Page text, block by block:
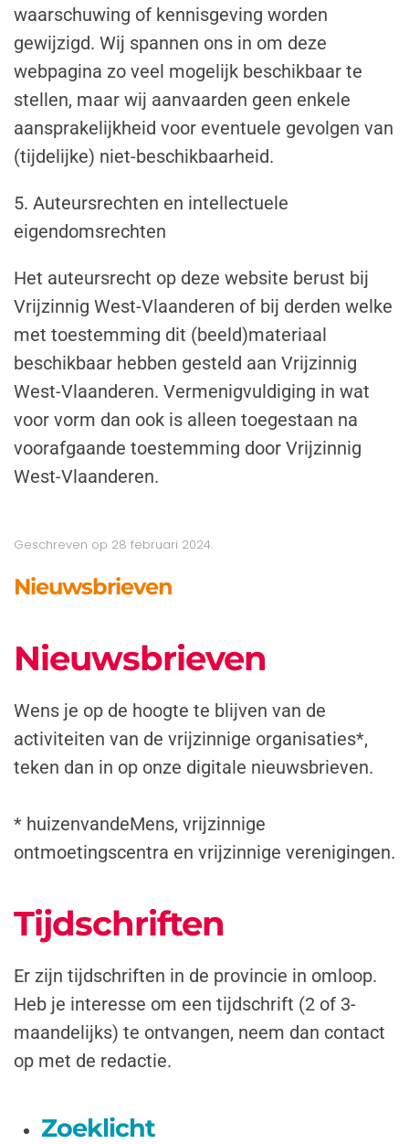
waarschuwing of kennisgeving worden
gewijzigd. Wij spannen ons in om deze
webpagina zo veel mogelijk beschikbaar te
stellen, maar wij aanvaarden geen enkele
aansprakelijkheid voor eventuele gevolgen van
(tijdelijke) niet-beschikbaarheid.
5. Auteursrechten en intellectuele
eigendomsrechten
Het auteursrecht op deze website berust bij
Vrijzinnig West-Vlaanderen of bij derden welke
met toestemming dit (beeld)materiaal
beschikbaar hebben gesteld aan Vrijzinnig
West-Vlaanderen. Vermenigvuldiging in wat
voor vorm dan ook is alleen toegestaan na
voorafgaande toestemming door Vrijzinnig
West-Vlaanderen.
Geschreven op 28 februari 2024.
Nieuwsbrieven
Nieuwsbrieven
Wens je op de hoogte te blijven van de
activiteiten van de vrijzinnige organisaties*,
teken dan in op onze digitale nieuwsbrieven.
* huizenvandeMens, vrijzinnige
ontmoetingscentra en vrijzinnige verenigingen.
Tijdschriften
Er zijn tijdschriften in de provincie in omloop.
Heb je interesse om een tijdschrift (2 of 3-
maandelijks) te ontvangen, neem dan contact
op met de redactie.
Zoeklicht